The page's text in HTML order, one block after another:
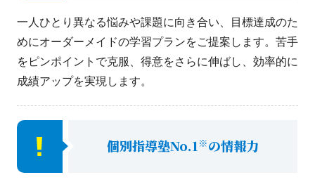
一人ひとり異なる悩みや課題に向き合い、目標達成のた
めにオーダーメイドの学習プランをご提案します。苦手
をピンポイントで克服、得意をさらに伸ばし、効率的に
成績アップを実現します。
個別指導塾No.1※の情報力